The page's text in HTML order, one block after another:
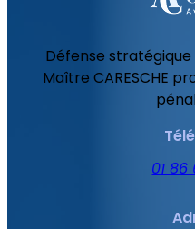
Défense
Maître CARESCHE
01 86